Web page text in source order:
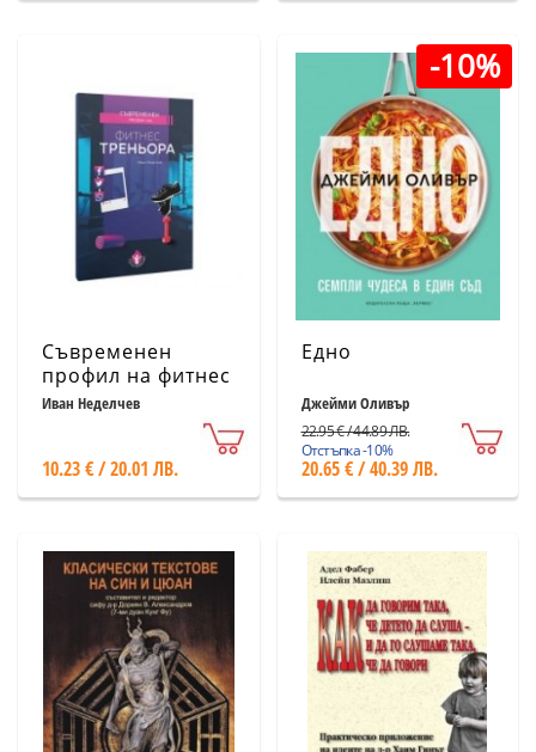
Съвременен
профил на фитнес
треньора
Иван Неделчев
10.23 € / 20.01 ЛВ.
-10%
Едно
Джейми Оливър
22.95 € / 44.89 ЛВ.
Отстъпка -10%
20.65 € / 40.39 ЛВ.